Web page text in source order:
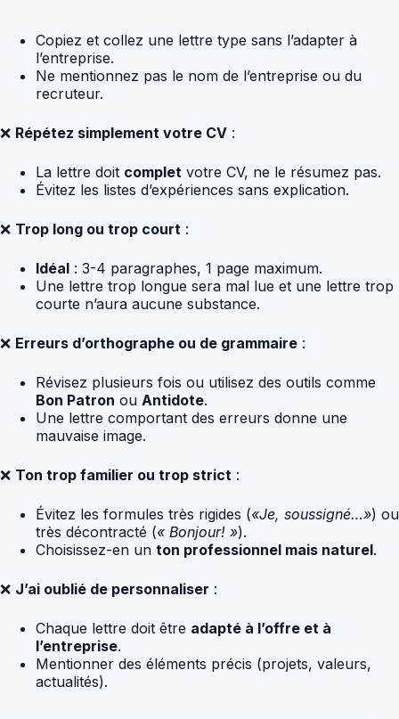
Copiez et collez une lettre type sans l’adapter à
l’entreprise.
Ne mentionnez pas le nom de l’entreprise ou du
recruteur.
❌ Répétez simplement votre CV :
La lettre doit complet votre CV, ne le résumez pas.
Évitez les listes d’expériences sans explication.
❌ Trop long ou trop court :
Idéal : 3-4 paragraphes, 1 page maximum.
Une lettre trop longue sera mal lue et une lettre trop
courte n’aura aucune substance.
❌ Erreurs d’orthographe ou de grammaire :
Révisez plusieurs fois ou utilisez des outils comme
Bon Patron ou Antidote.
Une lettre comportant des erreurs donne une
mauvaise image.
❌ Ton trop familier ou trop strict :
Évitez les formules très rigides («Je, soussigné…») ou
très décontracté (« Bonjour! »).
Choisissez-en un ton professionnel mais naturel.
❌ J’ai oublié de personnaliser :
Chaque lettre doit être adapté à l’offre et à
l’entreprise.
Mentionner des éléments précis (projets, valeurs,
actualités).